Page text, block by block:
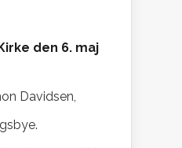
den 6. maj
Davidsen,